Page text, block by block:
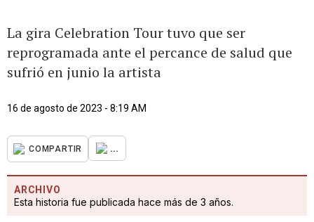
La gira Celebration Tour tuvo que ser
reprogramada ante el percance de salud que
sufrió en junio la artista
16 de agosto de 2023 - 8:19 AM
COMPARTIR ...
ARCHIVO
Esta historia fue publicada hace más de 3 años.